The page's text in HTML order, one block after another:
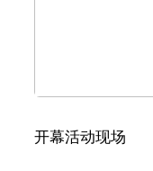
开幕活动现场